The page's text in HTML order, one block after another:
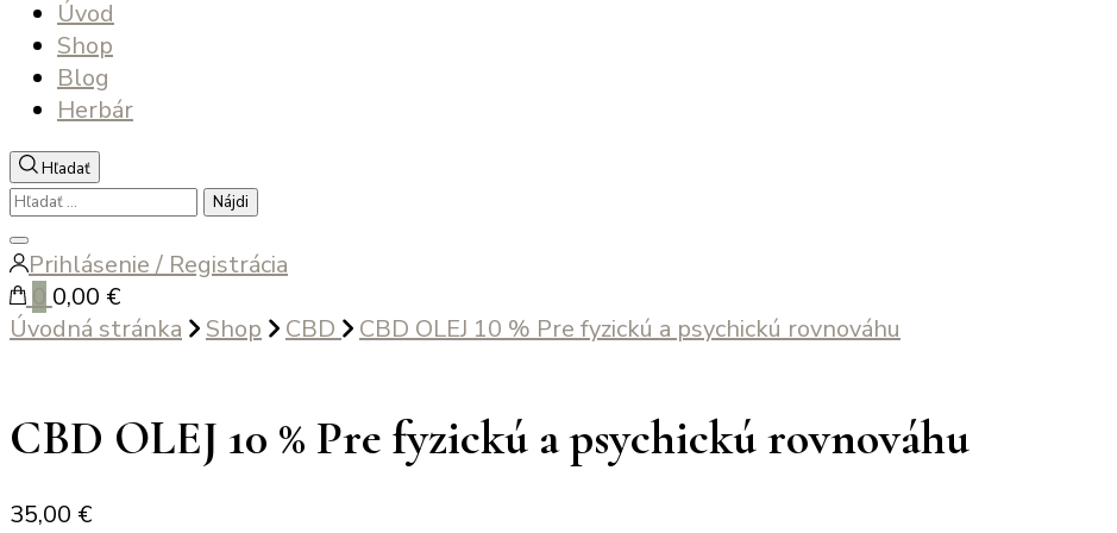
Úvod
Shop
Blog
Herbár
Hľadať
Hľadať:
Zatvoriť
vyhľadávanie
Prihlásenie / Registrácia
0,00 €
Úvodná stránka
Shop CBD CBD OLEJ 10 % Pre fyzickú a psychickú rovnováhu
CBD OLEJ 10 % Pre fyzickú a psychickú rovnováhu
35,00 €